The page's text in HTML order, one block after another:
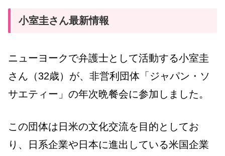
小室圭さん最新情報
ニューヨークで弁護士として活動する小室圭
さん（32歳）が、非営利団体「ジャパン・ソ
サエティー」の年次晩餐会に参加しました。
この団体は日米の文化交流を目的としてお
り、日系企業や日本に進出している米国企業